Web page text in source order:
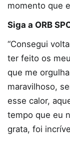
momento que
Siga a ORB
“Consegui
ter feito os
que me
maravilhoso,
esse calor,
tempo que eu
grata, foi